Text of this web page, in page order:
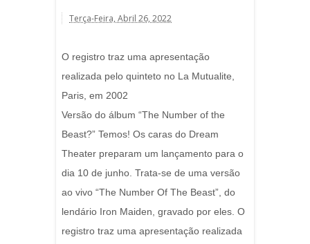
Terça-Feira, Abril 26, 2022
O registro traz uma apresentação
realizada pelo quinteto no La Mutualite,
Paris, em 2002
Versão do álbum “The Number of the
Beast?” Temos! Os caras do Dream
Theater preparam um lançamento para o
dia 10 de junho. Trata-se de uma versão
ao vivo “The Number Of The Beast”, do
lendário Iron Maiden, gravado por eles. O
registro traz uma apresentação realizada